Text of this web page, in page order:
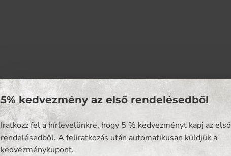
5% kedvezmény az első rendelésedből
Iratkozz fel a hírlevelünkre, hogy 5 % kedvezményt kapj az első
rendelésedből. A feliratkozás után automatikusan küldjük a
kedvezménykupont.